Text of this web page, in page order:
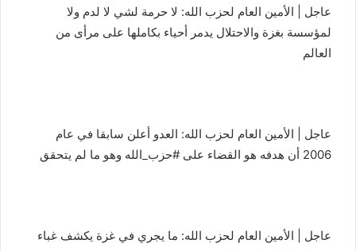
عاجل | الأمين العام لحزب الله: لا حرمة لشي لا لدم ولا
لمؤسسة بغزة والاحتلال يدمر أحياء بكاملها على مرأى من
العالم
عاجل | الأمين العام لحزب الله: العدو أعلن سابقا في عام
2006 أن هدفه هو القضاء على #حزب_الله وهو ما لم يتحقق
عاجل | الأمين العام لحزب الله: ما يجري في غزة يكشف غباء